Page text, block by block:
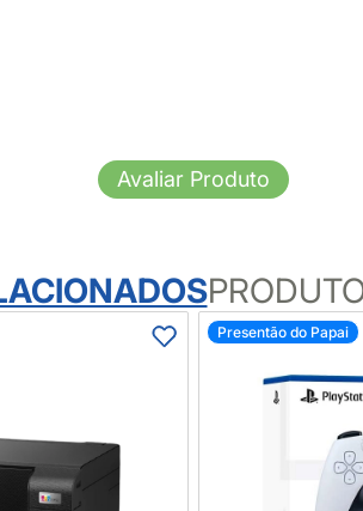
Avaliar Produto
Presentão do Papai